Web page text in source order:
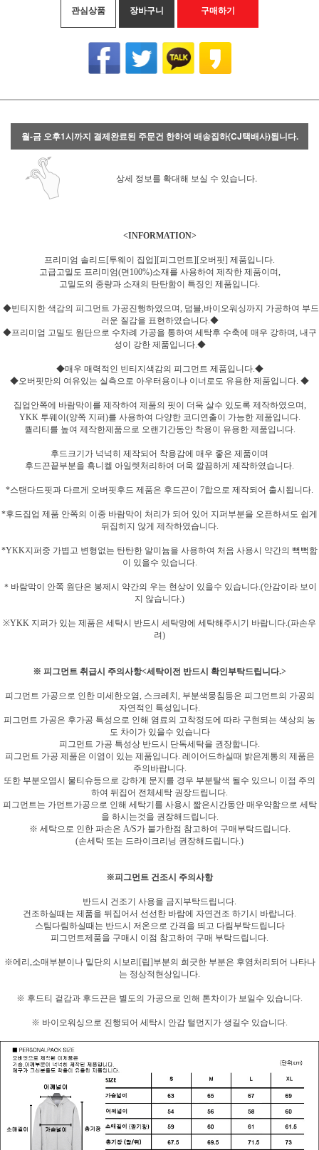
관심상품 장바구니 구매하기
월-금 오후1시까지 결제완료된 주문건 한하여 배송집하(CJ택배사)됩니다.
상세 정보를 확대해 보실 수 있습니다.
<INFORMATION>
프리미엄 솔리드[투웨이 집업][피그먼트][오버핏] 제품입니다.
고급고밀도 프리미엄(면100%)소재를 사용하여 제작한 제품이며,
고밀도의 중량과 소재의 탄탄함이 특징인 제품입니다.
◆빈티지한 색감의 피그먼트 가공진행하였으며, 덤블,바이오워싱까지 가공하여 부드
러운 질감을 표현하였습니다.◆
◆프리미엄 고밀도 원단으로 수차례 가공을 통하여 세탁후 수축에 매우 강하며, 내구
성이 강한 제품입니다.◆
◆매우 매력적인 빈티지색감의 피그먼트 제품입니다.◆
◆오버핏만의 여유있는 실측으로 아우터용이나 이너로도 유용한 제품입니다. ◆
집업안쪽에 바람막이를 제작하여 제품의 핏이 더욱 살수 있도록 제작하였으며,
YKK 투웨이(양쪽 지퍼)를 사용하여 다양한 코디연출이 가능한 제품입니다.
퀄리티를 높여 제작한제품으로 오랜기간동안 착용이 유용한 제품입니다.
후드크기가 넉넉히 제작되어 착용감에 매우 좋은 제품이며
후드끈끝부분을 흑니켈 아일렛처리하여 더욱 깔끔하게 제작하였습니다.
*스탠다드핏과 다르게 오버핏후드 제품은 후드끈이 7합으로 제작되어 출시됩니다.
*후드집업 제품 안쪽의 이중 바람막이 처리가 되어 있어 지퍼부분을 오픈하셔도 쉽게
뒤집히지 않게 제작하였습니다.
*YKK지퍼중 가볍고 변형없는 탄탄한 알미늄을 사용하여 처음 사용시 약간의 뻑뻑함
이 있을수 있습니다.
＊바람막이 안쪽 원단은 봉제시 약간의 우는 현상이 있을수 있습니다.(안감이라 보이
지 않습니다.)
※YKK 지퍼가 있는 제품은 세탁시 반드시 세탁망에 세탁해주시기 바랍니다.(파손우
려)
※ 피그먼트 취급시 주의사항<세탁이전 반드시 확인부탁드립니다.>
피그먼트 가공으로 인한 미세한오염, 스크레치, 부분색뭉침등은 피그먼트의 가공의
자연적인 특성입니다.
피그먼트 가공은 후가공 특성으로 인해 염료의 고착정도에 따라 구현되는 색상의 농
도 차이가 있을수 있습니다
피그먼트 가공 특성상 반드시 단독세탁을 권장합니다.
피그먼트 가공 제품은 이염이 있는 제품입니다. 레이어드하실때 밝은계통의 제품은
주의바랍니다.
또한 부분오염시 물티슈등으로 강하게 문지를 경우 부분탈색 될수 있으니 이점 주의
하여 뒤집어 전체세탁 권장드립니다.
피그먼트는 가먼트가공으로 인해 세탁기를 사용시 짧은시간동안 매우약함으로 세탁
을 하시는것을 권장해드립니다.
※ 세탁으로 인한 파손은 A/S가 불가한점 참고하여 구매부탁드립니다.
(손세탁 또는 드라이크리닝 권장해드립니다.)
※피그먼트 건조시 주의사항
반드시 건조기 사용을 금지부탁드립니다.
건조하실때는 제품을 뒤집어서 선선한 바람에 자연건조 하기시 바랍니다.
스팀다림하실때는 반드시 저온으로 간격을 띄고 다림부탁드립니다
피그먼트제품을 구매시 이점 참고하여 구매 부탁드립니다.
※에리,소매부분이나 밑단의 시보리[립]부분의 희긋한 부분은 후염처리되어 나타나
는 정상적현상입니다.
※ 후드티 겉감과 후드끈은 별도의 가공으로 인해 톤차이가 보일수 있습니다.
※ 바이오워싱으로 진행되어 세탁시 안감 털먼지가 생길수 있습니다.